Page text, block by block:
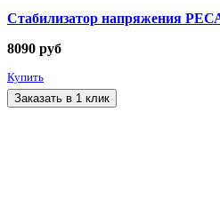
Стабилизатор напряжения
8090 руб
Купить
Заказать в 1 клик